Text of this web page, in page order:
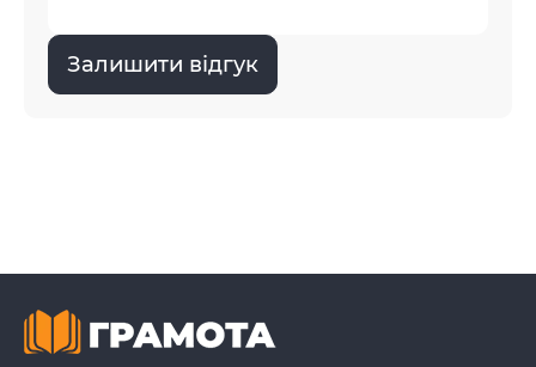
Залишити відгук